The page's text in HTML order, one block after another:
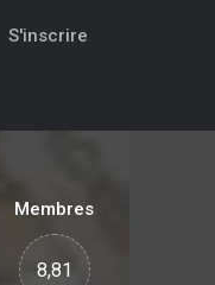
S'inscrire
Membres
8,81